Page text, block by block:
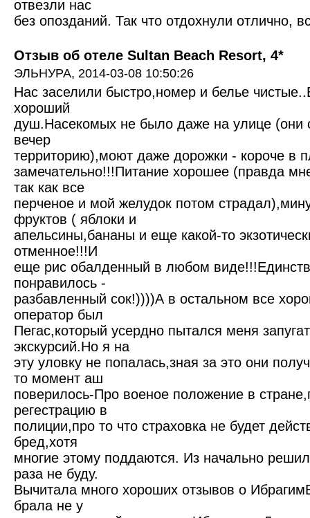
отвезли нас
без опозданий. Так что отдохнули отлично,
Отзыв об отеле Sultan Beach Resort, 4*
ЭЛЬНУРА, 2014-03-08 10:50:26
Нас заселили быстро,номер и белье
хороший
душ.Насекомых не было даже на улице (они
вечер
территорию),моют даже дорожки - короче в
замечательно!!!Питание хорошее (правда
так как все
перченое и мой желудок потом
фруктов ( яблоки и
апельсины,бананы и еще какой-то
отменное!!!И
еще рис обалденный в любом
понравилось -
разбавленный сок!))))А в остальном все
оператор был
Пегас,который усердно пытался меня
экскурсий.Но я на
эту уловку не попалась,зная за это они
то момент аш
поверилось-Про военое положение в
регестрацию в
полиции,про то что страховка не будет
бред,хотя
многие этому поддаются. Из начально
раза не буду.
Вычитала много хороших отзывов о
брала не у